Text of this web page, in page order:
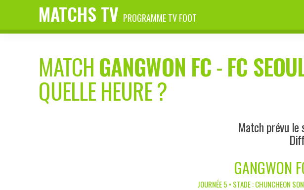
MATCHS TV PROGRAMME TV FOOT
MATCHGANGWON FC-FC
QUELLE HEURE ?
Match prévu le
GANGWON
JOURNÉE 5 • STADE : CHUNCHEON